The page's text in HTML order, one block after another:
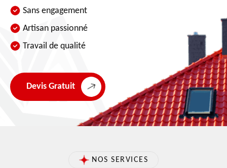
Sans engagement
Artisan passionné
Travail de qualité
Devis Gratuit
NOS SERVICES